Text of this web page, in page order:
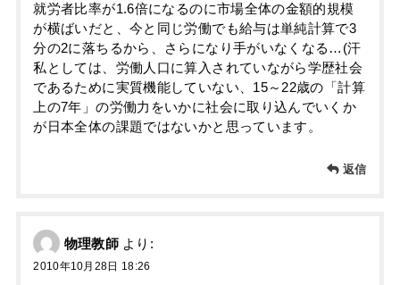
就労者比率が1.6倍になるのに市場全体の金額的規模
が横ばいだと、今と同じ労働でも給与は単純計算で3
分の2に落ちるから、さらになり手がいなくなる…(汗
私としては、労働人口に算入されていながら学歴社会
であるために実質機能していない、15～22歳の「計算
上の7年」の労働力をいかに社会に取り込んでいくか
が日本全体の課題ではないかと思っています。
返信
物理教師 より:
2010年10月28日 18:26